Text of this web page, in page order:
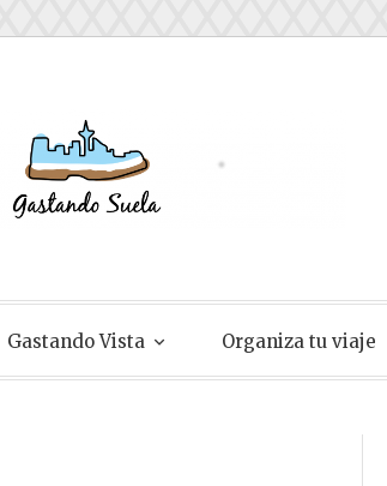
Gastando Vista Organiza tu viaje